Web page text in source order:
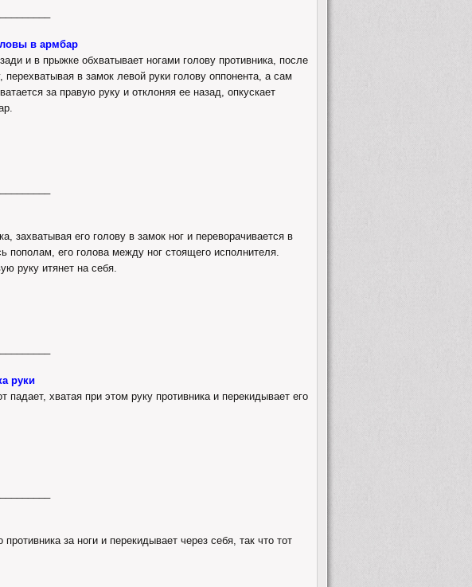
в армбар
и в прыжке обхватывает ногами голову противника, после
перехватывая в замок левой руки голову оппонента, а сам
за правую руку и отклоняя ее назад, опкускает
захватывая его голову в замок ног и переворачивается в
пополам, его голова между ног стоящего исполнителя.
руку итянет на себя.
руки
падает, хватая при этом руку противника и перекидывает его
за ноги и перекидывает через себя, так что тот